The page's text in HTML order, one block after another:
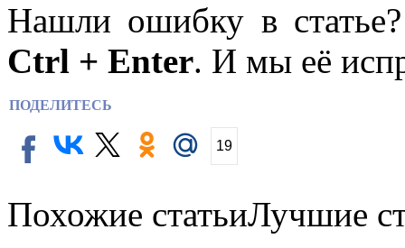
Нашли ошибку в
Ctrl + Enter. И мы её
ПОДЕЛИТЕСЬ
19
Похожие статьиЛучшие